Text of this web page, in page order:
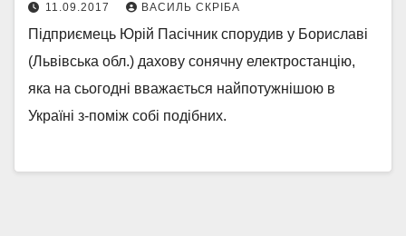
11.09.2017 ВАСИЛЬ СКРІБА
Підприємець Юрій Пасічник спорудив у Бориславі
(Львівська обл.) дахову сонячну електростанцію,
яка на сьогодні вважається найпотужнішою в
Україні з-поміж собі подібних.